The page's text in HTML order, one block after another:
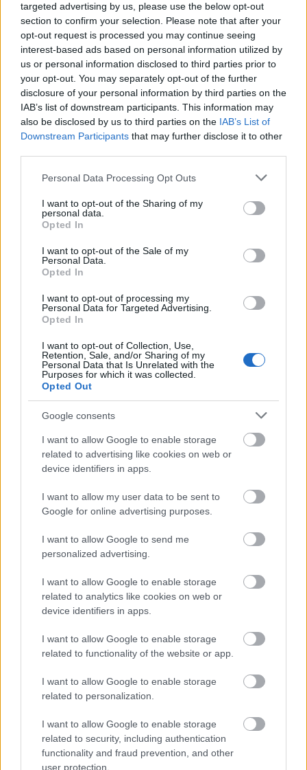
targeted advertising by us, please use the below opt-out
section to confirm your selection. Please note that after your
opt-out request is processed you may continue seeing
interest-based ads based on personal information utilized by
us or personal information disclosed to third parties prior to
your opt-out. You may separately opt-out of the further
disclosure of your personal information by third parties on the
IAB’s list of downstream participants. This information may
also be disclosed by us to third parties on the IAB’s List of
Downstream Participants that may further disclose it to other
Please note that this website/app uses one or more Google
not limited to your visit or usage behaviour. You may click to
grant or deny consent to Google and its third-party tags to
use your data for below specified purposes in below Google
consent section.
Personal Data Processing Opt Outs
I want to opt-out of the Sharing of my
personal data.
Opted In
I want to opt-out of the Sale of my
Personal Data.
Opted In
I want to opt-out of processing my
Personal Data for Targeted Advertising.
Opted In
I want to opt-out of Collection, Use,
Retention, Sale, and/or Sharing of my
Personal Data that Is Unrelated with the
Purposes for which it was collected.
Opted Out
Google consents
I want to allow Google to enable storage
related to advertising like cookies on web or
device identifiers in apps.
I want to allow my user data to be sent to
Google for online advertising purposes.
I want to allow Google to send me
personalized advertising.
I want to allow Google to enable storage
related to analytics like cookies on web or
device identifiers in apps.
I want to allow Google to enable storage
related to functionality of the website or app.
I want to allow Google to enable storage
related to personalization.
I want to allow Google to enable storage
related to security, including authentication
functionality and fraud prevention, and other
user protection.
«Και με την Ελλάδα ξανά στην καρδιά της
Ευρώπης, δεν έχω καμία αμφιβολία ότι θα τα
καταφέρουμε. Σας εύχομαι ένα επιτυχημένο
Συνέδριο, γεμάτο εποικοδομητικές συζητήσεις,
νέες ιδέες και ένα κοινό όραμα για τη
διαμόρφωση του μέλλοντος» κατέληξε η κ.
Μετσόλα.
Πηγή: ΑΠΕ-ΜΠΕ
Ακολουθήστε τοinsider.gr στο Google News
και μάθετε
πρώτοι όλες τις
Διαβάζονται αυτή τη στιγμή
από τα δάνεια του ν. Κατσέλη
γραμμές» για το περιβάλλον και τι αλλάζει σε
ξενοδοχεία, νησιά και επενδύσεις
Τα ανοιχτά μέτωπα για την ενίσχυση της
TAGS: Ρομπέρτα Μετσόλα
Νέα Δημοκρατία (ΝΔ)
Κυριάκος Μητσοτάκης